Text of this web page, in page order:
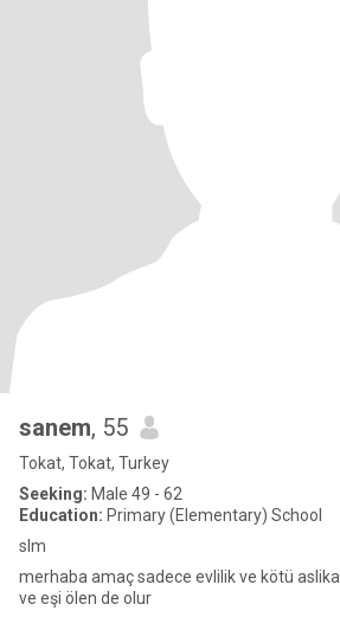
sanem, 55
Tokat, Tokat, Turkey
Seeking: Male 49 - 62
Education: Primary (Elementary) School
slm
merhaba amaç sadece evlilik ve kötü
ve eşi ölen de olur